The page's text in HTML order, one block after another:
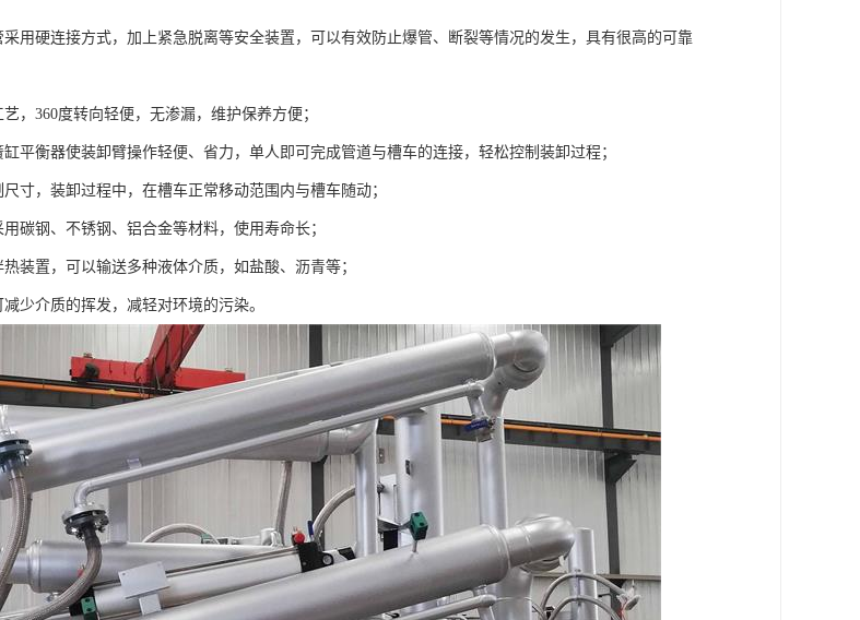
用硬连接方式，加上紧急脱离等安全装置，可以有效防止爆管、断裂等情况的发生，具有很高的可靠
，360度转向轻便，无渗漏，维护保养方便；
平衡器使装卸臂操作轻便、省力，单人即可完成管道与槽车的连接，轻松控制装卸过程；
寸，装卸过程中，在槽车正常移动范围内与槽车随动；
碳钢、不锈钢、铝合金等材料，使用寿命长；
装置，可以输送多种液体介质，如盐酸、沥青等；
少介质的挥发，减轻对环境的污染。